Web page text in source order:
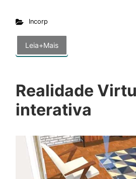
Incorp
Leia+Mais
Realidade
interativa